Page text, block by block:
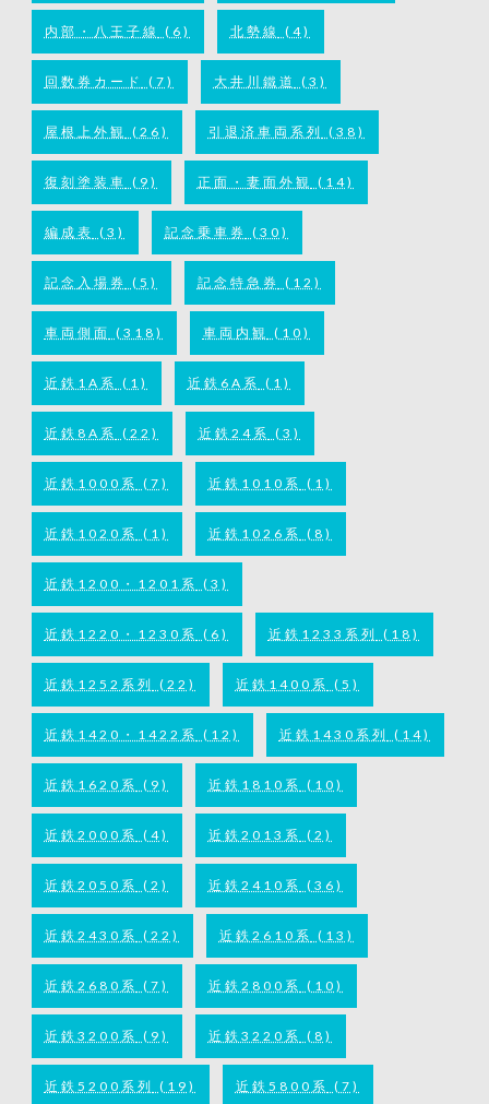
内部・八王子線 (6) 北勢線 (4)
回数券カード (7) 大井川鐵道 (3)
屋根上外観 (26) 引退済車両系列 (38)
復刻塗装車 (9) 正面・妻面外観 (14)
編成表 (3) 記念乗車券 (30)
記念入場券 (5) 記念特急券 (12)
車両側面 (318) 車両内観 (10)
近鉄1A系 (1) 近鉄6A系 (1)
近鉄8A系 (22) 近鉄24系 (3)
近鉄1000系 (7) 近鉄1010系 (1)
近鉄1020系 (1) 近鉄1026系 (8)
近鉄1200・1201系 (3)
近鉄1220・1230系 (6) 近鉄1233系列 (18)
近鉄1252系列 (22) 近鉄1400系 (5)
近鉄1420・1422系 (12) 近鉄1430系列 (14)
近鉄1620系 (9) 近鉄1810系 (10)
近鉄2000系 (4) 近鉄2013系 (2)
近鉄2050系 (2) 近鉄2410系 (36)
近鉄2430系 (22) 近鉄2610系 (13)
近鉄2680系 (7) 近鉄2800系 (10)
近鉄3200系 (9) 近鉄3220系 (8)
近鉄5200系列 (19) 近鉄5800系 (7)